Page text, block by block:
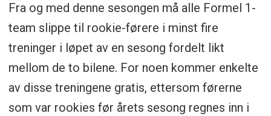
Fra og med denne sesongen må alle Formel 1-
team slippe til rookie-førere i minst fire
treninger i løpet av en sesong fordelt likt
mellom de to bilene. For noen kommer enkelte
av disse treningene gratis, ettersom førerne
som var rookies før årets sesong regnes inn i